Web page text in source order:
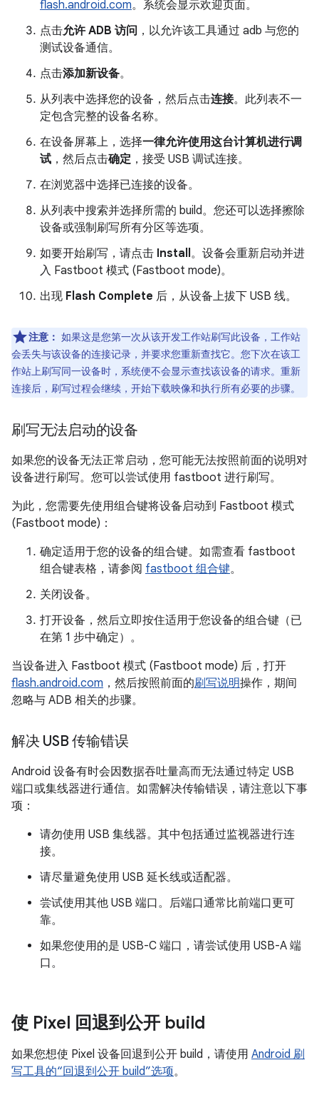
flash.android.com。系统会显示欢迎页面。
点击允许 ADB 访问 ，以允许该工具通过 adb 与您的
测试设备通信。
点击添加新设备。
从列表中选择您的设备，然后点击连接。此列表不一
定包含完整的设备名称。
在设备屏幕上，选择一律允许使用这台计算机进行调
试 ，然后点击确定 ，接受 USB 调试连接。
在浏览器中选择已连接的设备。
从列表中搜索并选择所需的 build。您还可以选择擦除
设备或强制刷写所有分区等选项。
如要开始刷写，请点击 Install。设备会重新启动并进
入 Fastboot 模式 (Fastboot mode)。
出现 Flash Complete 后，从设备上拔下 USB 线。
注意： 如果这是您第一次从该开发工作站刷写此设备，工作站
会丢失与该设备的连接记录，并要求您重新查找它。您下次在该工
作站上刷写同一设备时，系统便不会显示查找该设备的请求。重新
连接后，刷写过程会继续，开始下载映像和执行所有必要的步骤。
刷写无法启动的设备
如果您的设备无法正常启动，您可能无法按照前面的说明对
设备进行刷写。您可以尝试使用 fastboot 进行刷写。
为此，您需要先使用组合键将设备启动到 Fastboot 模式
(Fastboot mode)：
确定适用于您的设备的组合键。如需查看 fastboot
组合键表格，请参阅 fastboot 组合键。
关闭设备。
打开设备，然后立即按住适用于您设备的组合键（已
在第 1 步中确定）。
当设备进入 Fastboot 模式 (Fastboot mode) 后，打开
flash.android.com ，然后按照前面的刷写说明操作，期间
忽略与 ADB 相关的步骤。
解决 USB 传输错误
Android 设备有时会因数据吞吐量高而无法通过特定 USB
端口或集线器进行通信。如需解决传输错误，请注意以下事
项：
请勿使用 USB 集线器。其中包括通过监视器进行连
接。
请尽量避免使用 USB 延长线或适配器。
尝试使用其他 USB 端口。后端口通常比前端口更可
靠。
如果您使用的是 USB-C 端口，请尝试使用 USB-A 端
口。
使 Pixel 回退到公开 build
如果您想使 Pixel 设备回退到公开 build，请使用 Android 刷
写工具的“回退到公开 build”选项。